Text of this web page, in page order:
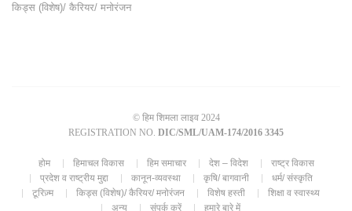
किड्स (विशेष)/ कैरियर/ मनोरंजन
© हिम शिमला लाइव 2024
REGISTRATION NO. DIC/SML/UAM-174/2016 3345
होम हिमाचल विकास हिम समाचार देश – विदेश
राष्ट्र विकास
प्रदेश व राष्ट्रीय मुद्दा
कानून-व्यवस्था कृषि/ बागवानी
धर्म/ संस्कृति
टूरिज़्म
किड्स (विशेष)/ कैरियर/ मनोरंजन विशेष हस्ती
शिक्षा व स्वास्थ्य
अन्य
संपर्क करें हमारे बारे में